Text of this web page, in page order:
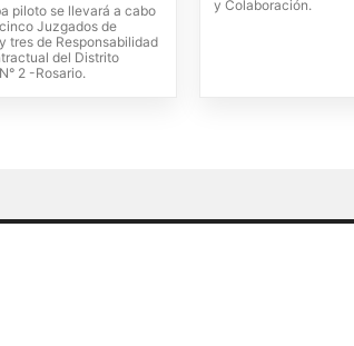
piloto se llevará a cabo
Juzgados de
tres de Responsabilidad
del Distrito
2 -Rosario.
y Colaboración.